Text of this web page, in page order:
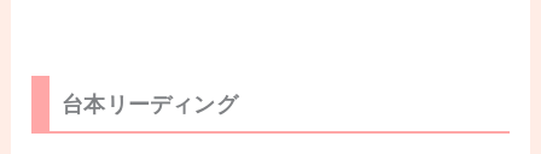
台本リーディング